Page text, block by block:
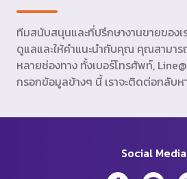
ทีมสนับสนุนและที่ปรึกษางานขายของเ
ดูแลและให้คำแนะนำกับคุณ คุณสามาร
หลายช่องทาง ทั้งเบอร์โทรศัพท์,
กรอกข้อมูลข้างๆ นี้ เราจะติดต่อกลับ
Social Media